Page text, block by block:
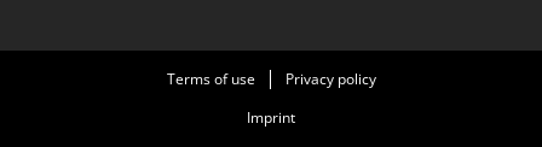
Terms of use
Privacy policy
Imprint